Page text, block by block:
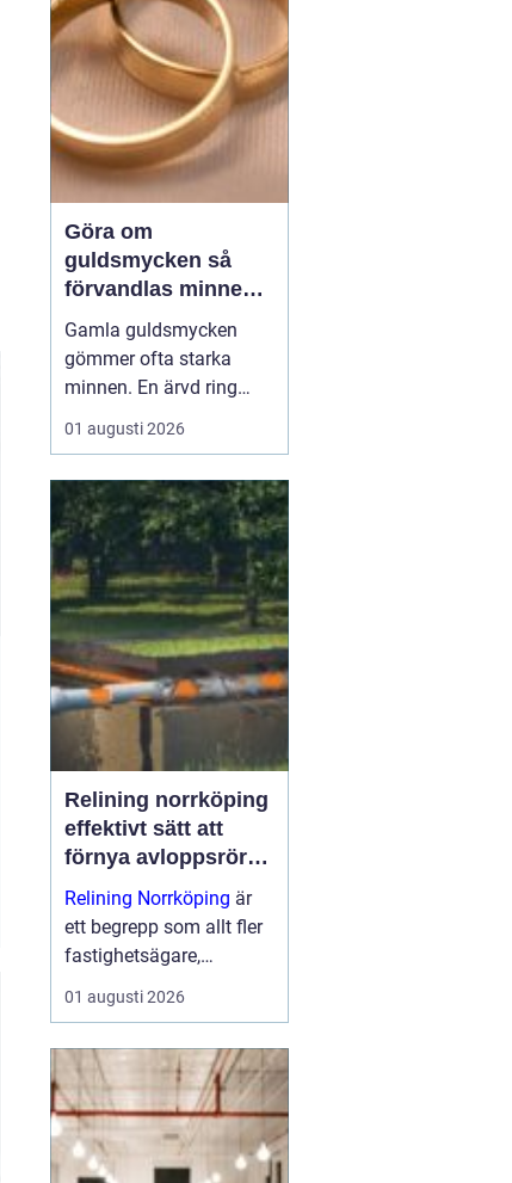
Göra om
guldsmycken så
förvandlas minnen
till nya favoriter
Gamla guldsmycken
gömmer ofta starka
minnen. En ärvd ring
som inte passar, ett
armband som gått
som inte längre
används. I stället för att
låta smyckena ligga
längst bak i
smyckeskrinet kan en
guldsmed förvandla
dem till nå...
01 augusti 2026
Relining norrköping
effektivt sätt att
förnya avloppsrör
utan stambyte
Relining Norrköping är
ett begrepp som allt fler
fastighetsägare,
bostadsrättsföreningar
och villaägare i området
för. Metoden gör det
möjligt att förlänga
livslängden på gam...
01 augusti 2026